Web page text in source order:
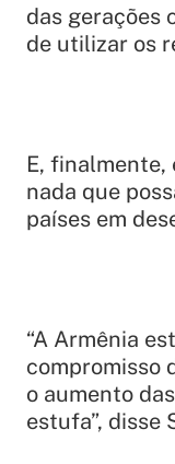
das gerações
de utilizar os
E, finalmente,
nada que
países em
“A Armênia
compromisso
o aumento
estufa”, disse